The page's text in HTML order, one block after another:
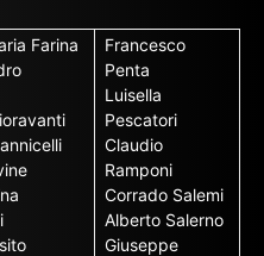
Farina
Francesco
Penta
Luisella
Pescatori
Claudio
Ramponi
Corrado Salemi
Alberto Salerno
Giuseppe